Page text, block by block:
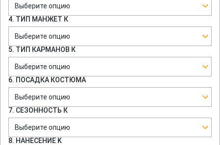
Выберите опцию
4. ТИП МАНЖЕТ К
Выберите опцию
5. ТИП КАРМАНОВ К
Выберите опцию
6. ПОСАДКА КОСТЮМА
Выберите опцию
7. СЕЗОННОСТЬ К
Выберите опцию
8. НАНЕСЕНИЕ K